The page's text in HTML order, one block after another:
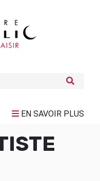
EN SAVOIR PLUS